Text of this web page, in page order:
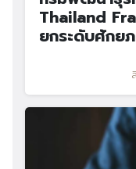
Thailand
ยกระดับศักย